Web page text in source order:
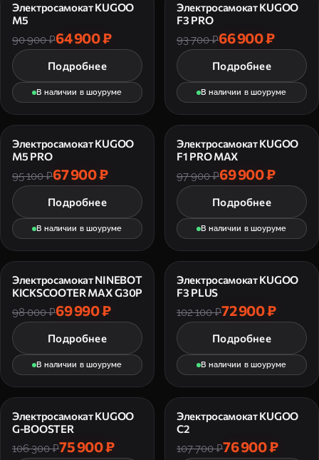
Электросамокат KUGOO
M5
90 900 ₽64 900 ₽
Подробнее
В наличии в шоуруме
Электросамокат KUGOO
F3 PRO
93 700 ₽66 900 ₽
Подробнее
В наличии в шоуруме
Электросамокат KUGOO
M5 PRO
95 100 ₽67 900 ₽
Подробнее
В наличии в шоуруме
Электросамокат KUGOO
F1 PRO MAX
97 900 ₽69 900 ₽
Подробнее
В наличии в шоуруме
Электросамокат NINEBOT
KICKSCOOTER MAX G30P
98 000 ₽69 990 ₽
Подробнее
В наличии в шоуруме
Электросамокат KUGOO
F3 PLUS
102 100 ₽72 900 ₽
Подробнее
В наличии в шоуруме
Электросамокат KUGOO
G-BOOSTER
106 300 ₽75 900 ₽
Электросамокат KUGOO
C2
107 700 ₽76 900 ₽